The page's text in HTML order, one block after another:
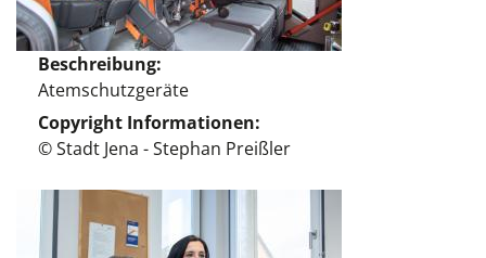
Beschreibung
Atemschutzgeräte
Copyright Informationen
© Stadt Jena - Stephan Preißler